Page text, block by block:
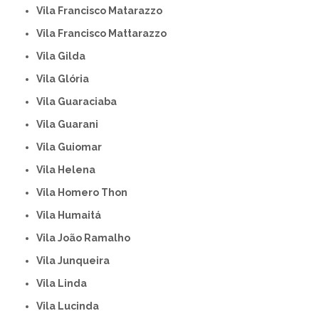
Vila Francisco Matarazzo
Vila Francisco Mattarazzo
Vila Gilda
Vila Glória
Vila Guaraciaba
Vila Guarani
Vila Guiomar
Vila Helena
Vila Homero Thon
Vila Humaitá
Vila João Ramalho
Vila Junqueira
Vila Linda
Vila Lucinda